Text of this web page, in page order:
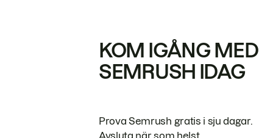
KOM IGÅNG MED
SEMRUSH IDAG
Prova Semrush gratis i sju dagar.
Avsluta när som helst.